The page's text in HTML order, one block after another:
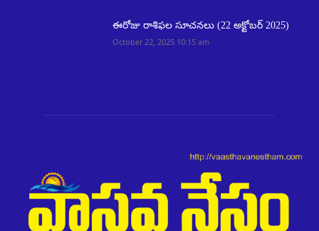
ఈరోజు రాశిఫల సూచనలు (22 అక్టోబర్ 2025)
October 22, 2025 10:15 am